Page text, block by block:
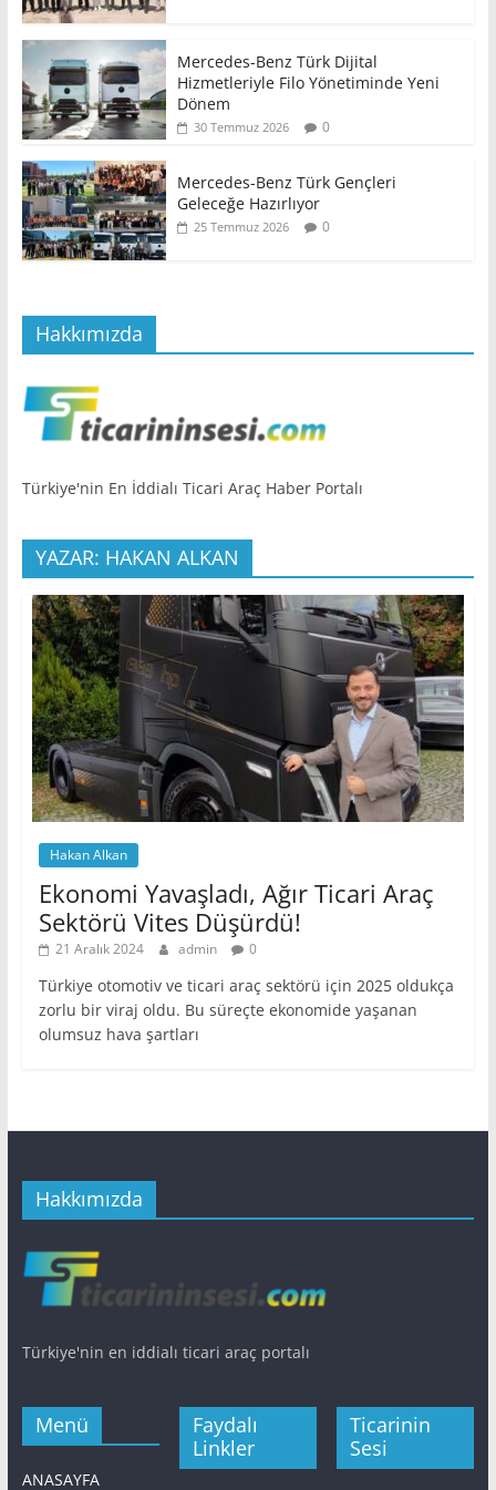
Mercedes-Benz Türk Dijital
Hizmetleriyle Filo Yönetiminde Yeni
Dönem
30 Temmuz 2026 0
Mercedes-Benz Türk Gençleri
Geleceğe Hazırlıyor
25 Temmuz 2026 0
Hakkımızda
Türkiye'nin En İddialı Ticari Araç Haber Portalı
YAZAR: HAKAN ALKAN
Hakan Alkan
Ekonomi Yavaşladı, Ağır Ticari Araç
Sektörü Vites Düşürdü!
21 Aralık 2024 admin 0
Türkiye otomotiv ve ticari araç sektörü için 2025 oldukça
zorlu bir viraj oldu. Bu süreçte ekonomide yaşanan
olumsuz hava şartları
Hakkımızda
Türkiye'nin en iddialı ticari araç portalı
Menü
ANASAYFA
Faydalı
Linkler
Ticarinin
Sesi